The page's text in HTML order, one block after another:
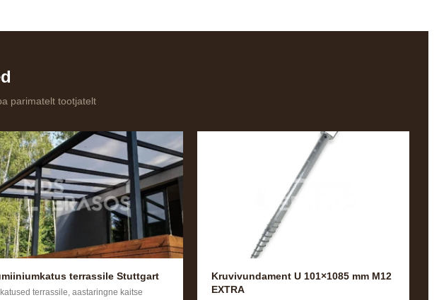
parimatelt tootjatelt
terrassile Stuttgart
terrassile, aastaringne kaitse
Kruvivundament U 101×1085 mm M12
EXTRA